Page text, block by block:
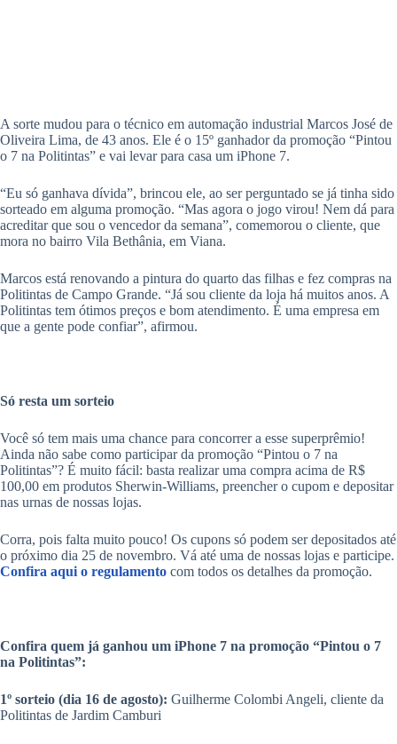
A sorte mudou para o técnico em automação industrial Marcos José de
Oliveira Lima, de 43 anos. Ele é o 15º ganhador da promoção “Pintou
o 7 na Politintas” e vai levar para casa um iPhone 7.
“Eu só ganhava dívida”, brincou ele, ao ser perguntado se já tinha sido
sorteado em alguma promoção. “Mas agora o jogo virou! Nem dá para
acreditar que sou o vencedor da semana”, comemorou o cliente, que
mora no bairro Vila Bethânia, em Viana.
Marcos está renovando a pintura do quarto das filhas e fez compras na
Politintas de Campo Grande. “Já sou cliente da loja há muitos anos. A
Politintas tem ótimos preços e bom atendimento. É uma empresa em
que a gente pode confiar”, afirmou.
Só resta um sorteio
Você só tem mais uma chance para concorrer a esse superprêmio!
Ainda não sabe como participar da promoção “Pintou o 7 na
Politintas”? É muito fácil: basta realizar uma compra acima de R$
100,00 em produtos Sherwin-Williams, preencher o cupom e depositar
nas urnas de nossas lojas.
Corra, pois falta muito pouco! Os cupons só podem ser depositados até
o próximo dia 25 de novembro. Vá até uma de nossas lojas e participe.
Confira aqui o regulamento com todos os detalhes da promoção.
Confira quem já ganhou um iPhone 7 na promoção “Pintou o 7
na Politintas”:
1º sorteio (dia 16 de agosto): Guilherme Colombi Angeli, cliente da
Politintas de Jardim Camburi